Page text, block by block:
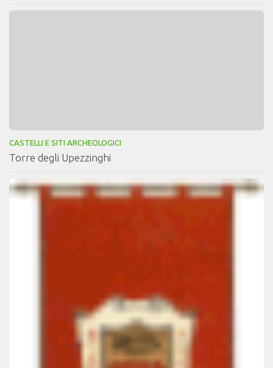
CASTELLI E SITI ARCHEOLOGICI
Torre degli Upezzinghi